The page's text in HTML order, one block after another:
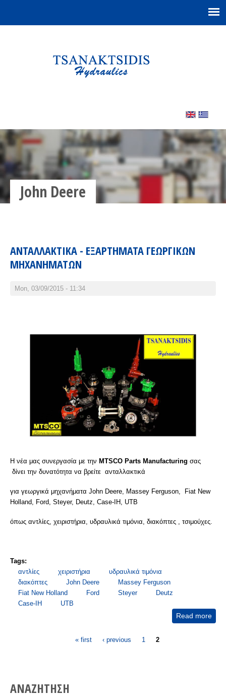
John Deere
ΑΝΤΑΛΛΑΚΤΙΚΑ - ΕΞΑΡΤΗΜΑΤΑ ΓΕΩΡΓΙΚΩΝ
ΜΗΧΑΝΗΜΑΤΩΝ
Mon, 03/09/2015 - 11:34
Η νέα μας συνεργασία με την MTSCO Parts Manufacturing σας
δίνει την δυνατότητα να βρείτε ανταλλακτικά
για γεωργικά μηχανήματα John Deere, Massey Ferguson, Fiat New
Holland, Ford, Steyer, Deutz, Case-IH, UTB
όπως αντλίες, χειριστήρια, υδραυλικά τιμόνια, διακόπτες , τσιμούχες.
Tags:
αντλίες
χειριστήρια
υδραυλικά τιμόνια
διακόπτες
John Deere
Massey Ferguson
Fiat New Holland
Ford Steyer
Deutz
Case-IH
UTB
Read more
« first ‹ previous 1 2
ΑΝΑΖΗΤΗΣΗ